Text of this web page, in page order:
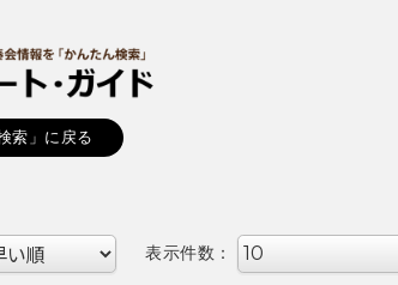
索」に戻る
表示件数：